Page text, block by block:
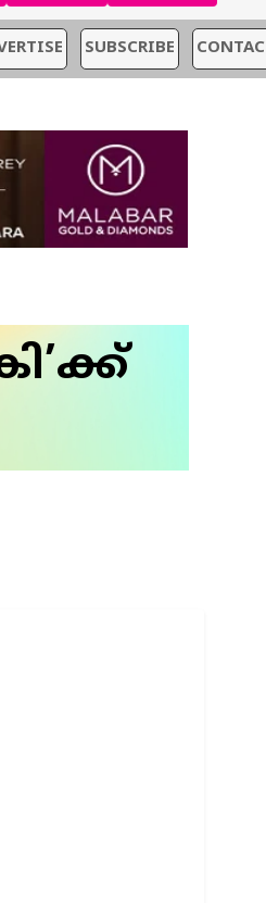
SUBSCRIBE